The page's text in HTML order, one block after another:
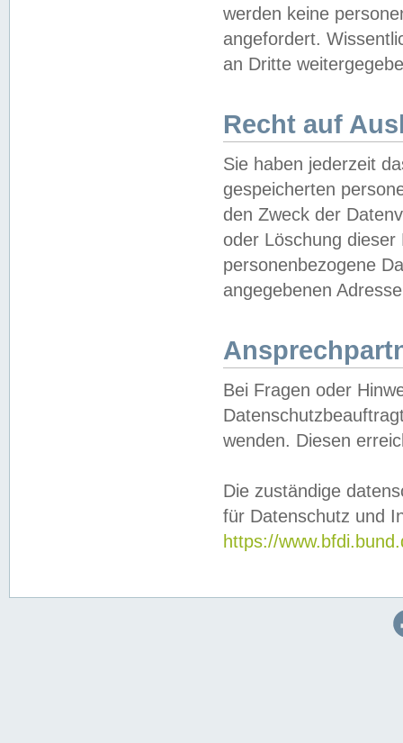
werden keine
angefordert.
an Dritte
Recht auf
Sie haben jederzeit
gespeicherten
den Zweck der
oder Löschung
personenbezogene
angegebenen
Bei Fragen oder
wenden. Diesen
Die zuständige
für Datenschutz und
https://